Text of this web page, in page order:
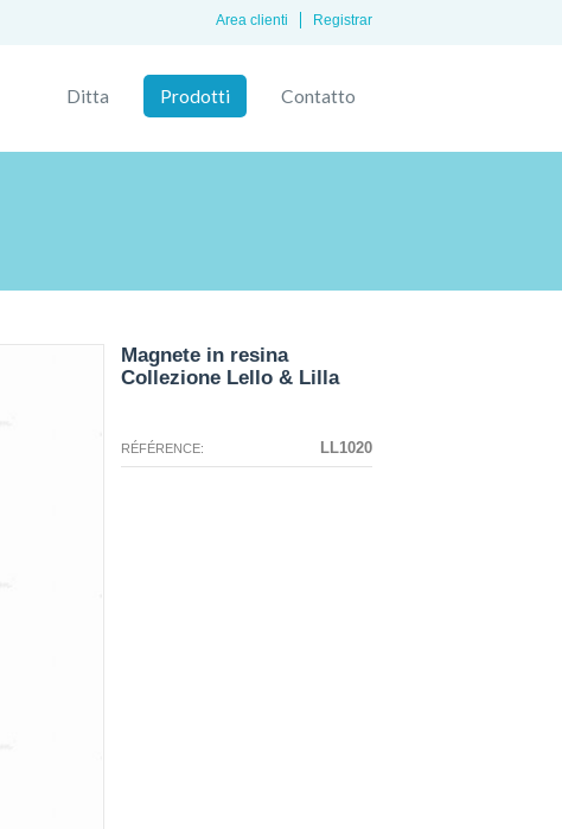
Registrar
Area clienti
Ditta Prodotti Contatto
Magnete in resina
Collezione Lello & Lilla
sono disponibili immagini in questo
RÉFÉRENCE: LL1020